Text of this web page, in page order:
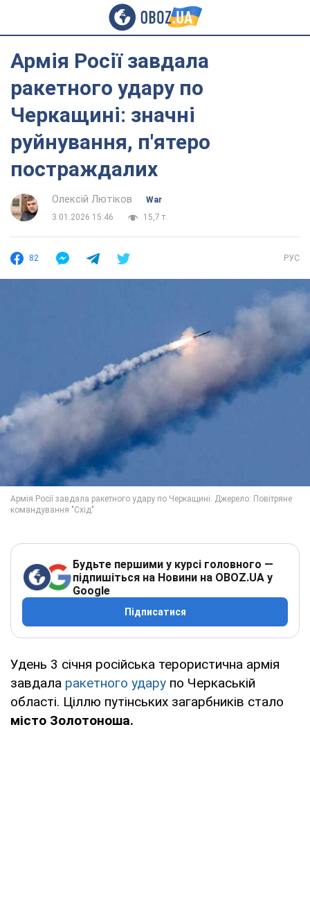
Армія Росії завдала
ракетного удару по
Черкащині: значні
руйнування, п'ятеро
постраждалих
Олексій Лютіков
War
3.01.2026 15:46
15,7 т.
82 РУС
Будьте першими у курсі головного —
підпишіться на Новини на OBOZ.UA у
Google
Підписатися
Удень 3 січня російська терористична армія
завдала ракетного удару по Черкаській
області. Ціллю путінських загарбників стало
місто Золотоноша.